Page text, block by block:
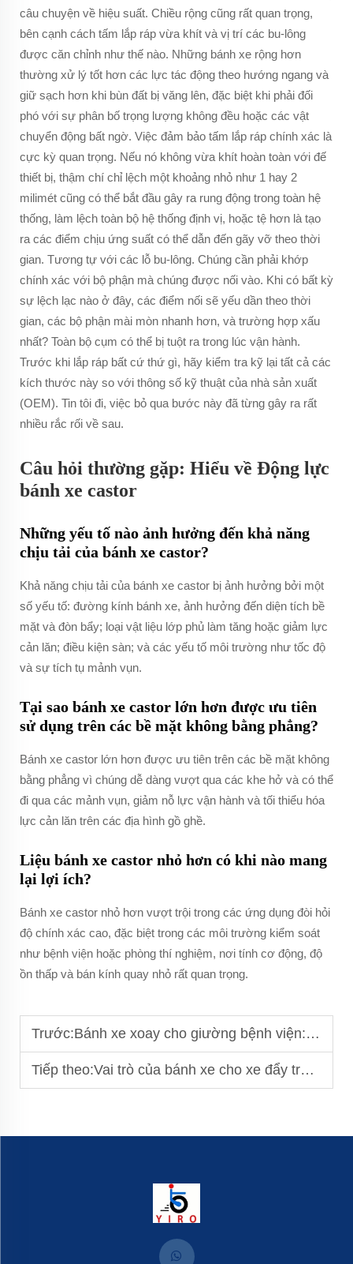
câu chuyện về hiệu suất. Chiều rộng cũng rất quan trọng,
bên cạnh cách tấm lắp ráp vừa khít và vị trí các bu-lông
được căn chỉnh như thế nào. Những bánh xe rộng hơn
thường xử lý tốt hơn các lực tác động theo hướng ngang và
giữ sạch hơn khi bùn đất bị văng lên, đặc biệt khi phải đối
phó với sự phân bố trọng lượng không đều hoặc các vật
chuyển động bất ngờ. Việc đảm bảo tấm lắp ráp chính xác là
cực kỳ quan trọng. Nếu nó không vừa khít hoàn toàn với đế
thiết bị, thậm chí chỉ lệch một khoảng nhỏ như 1 hay 2
milimét cũng có thể bắt đầu gây ra rung động trong toàn hệ
thống, làm lệch toàn bộ hệ thống định vị, hoặc tệ hơn là tạo
ra các điểm chịu ứng suất có thể dẫn đến gãy vỡ theo thời
gian. Tương tự với các lỗ bu-lông. Chúng cần phải khớp
chính xác với bộ phận mà chúng được nối vào. Khi có bất kỳ
sự lệch lạc nào ở đây, các điểm nối sẽ yếu dần theo thời
gian, các bộ phận mài mòn nhanh hơn, và trường hợp xấu
nhất? Toàn bộ cụm có thể bị tuột ra trong lúc vận hành.
Trước khi lắp ráp bất cứ thứ gì, hãy kiểm tra kỹ lại tất cả các
kích thước này so với thông số kỹ thuật của nhà sản xuất
(OEM). Tin tôi đi, việc bỏ qua bước này đã từng gây ra rất
nhiều rắc rối về sau.
Câu hỏi thường gặp: Hiểu về Động lực
bánh xe castor
Những yếu tố nào ảnh hưởng đến khả năng
chịu tải của bánh xe castor?
Khả năng chịu tải của bánh xe castor bị ảnh hưởng bởi một
số yếu tố: đường kính bánh xe, ảnh hưởng đến diện tích bề
mặt và đòn bẩy; loại vật liệu lớp phủ làm tăng hoặc giảm lực
cản lăn; điều kiện sàn; và các yếu tố môi trường như tốc độ
và sự tích tụ mảnh vụn.
Tại sao bánh xe castor lớn hơn được ưu tiên
sử dụng trên các bề mặt không bằng phẳng?
Bánh xe castor lớn hơn được ưu tiên trên các bề mặt không
bằng phẳng vì chúng dễ dàng vượt qua các khe hở và có thể
đi qua các mảnh vụn, giảm nỗ lực vận hành và tối thiểu hóa
lực cản lăn trên các địa hình gồ ghề.
Liệu bánh xe castor nhỏ hơn có khi nào mang
lại lợi ích?
Bánh xe castor nhỏ hơn vượt trội trong các ứng dụng đòi hỏi
độ chính xác cao, đặc biệt trong các môi trường kiểm soát
như bệnh viện hoặc phòng thí nghiệm, nơi tính cơ động, độ
ồn thấp và bán kính quay nhỏ rất quan trọng.
Trước:Bánh xe xoay cho giường bệnh viện: Đảm bảo an toàn cho bệnh nhân
Tiếp theo:Vai trò của bánh xe cho xe đẩy trong việc xử lý vật liệu hiệu quả